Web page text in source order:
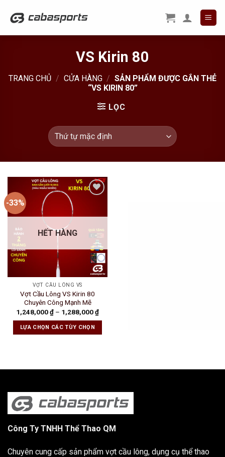
VS Kirin 80
TRANG CHỦ / CỬA HÀNG / SẢN PHẨM ĐƯỢC GẮN THẺ
“VS KIRIN 80”
LỌC
-33%
HẾT HÀNG
VỢT CẦU LÔNG VS
Vợt Cầu Lông VS Kirin 80
Chuyên Công Mạnh Mẽ
1,248,000₫ – 1,288,000₫
LỰA CHỌN CÁC TÙY CHỌN
Công Ty TNHH Thể Thao QM
Chuyên cung cấp sản phẩm vợt cầu lông, dụng cụ thể thao